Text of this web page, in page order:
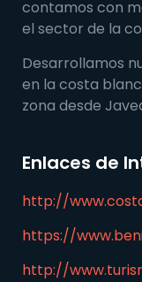
contamos con
el sector de la
Desarrollamos
en la costa
zona desde
Enlaces de
http://
https://
http://